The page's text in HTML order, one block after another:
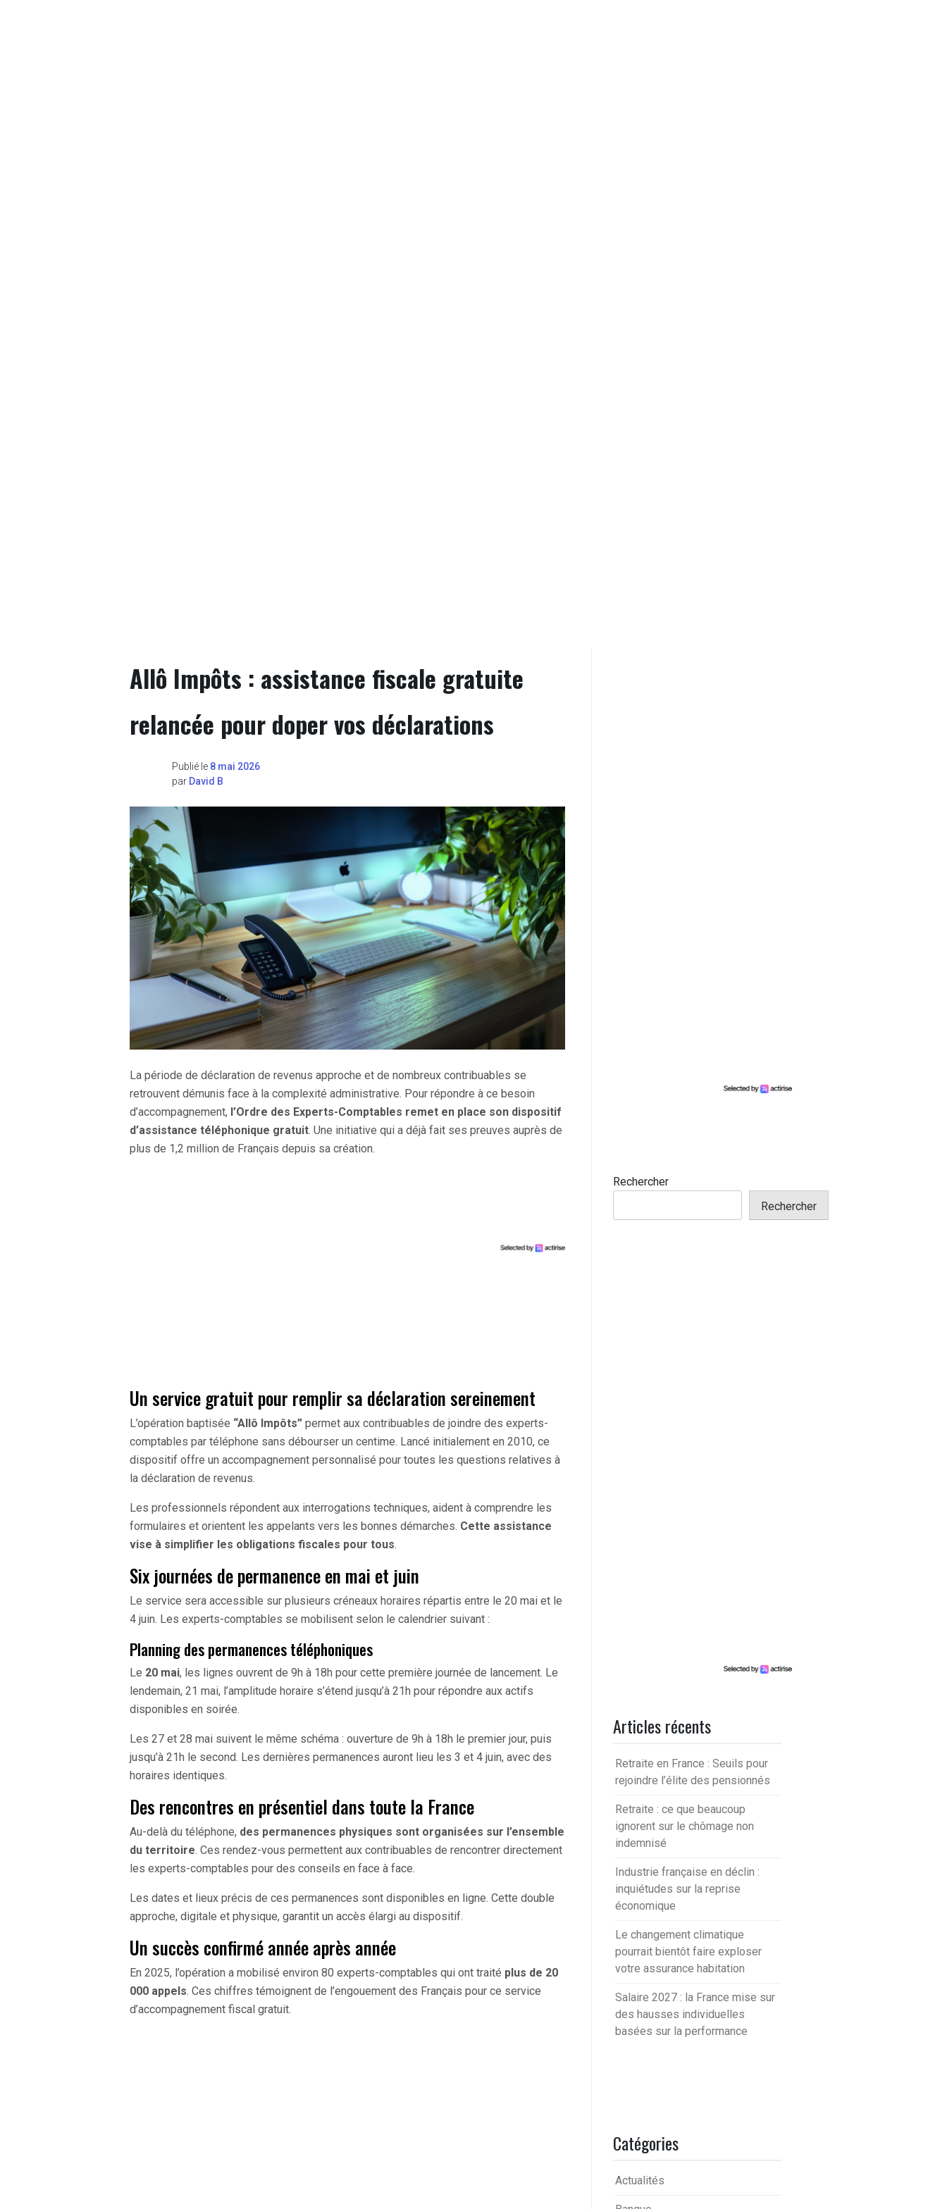
Allô Impôts : assistance fiscale gratuite
relancée pour doper vos déclarations
Publié le 8 mai 2026
par David B
La période de déclaration de revenus approche et de nombreux contribuables se
retrouvent démunis face à la complexité administrative. Pour répondre à ce besoin
d’accompagnement, l’Ordre des Experts-Comptables remet en place son dispositif
d’assistance téléphonique gratuit. Une initiative qui a déjà fait ses preuves auprès de
plus de 1,2 million de Français depuis sa création.
Un service gratuit pour remplir sa déclaration sereinement
L’opération baptisée “Allô Impôts” permet aux contribuables de joindre des experts-
comptables par téléphone sans débourser un centime. Lancé initialement en 2010, ce
dispositif offre un accompagnement personnalisé pour toutes les questions relatives à
la déclaration de revenus.
Les professionnels répondent aux interrogations techniques, aident à comprendre les
formulaires et orientent les appelants vers les bonnes démarches. Cette assistance
vise à simplifier les obligations fiscales pour tous.
Six journées de permanence en mai et juin
Le service sera accessible sur plusieurs créneaux horaires répartis entre le 20 mai et le
4 juin. Les experts-comptables se mobilisent selon le calendrier suivant :
Planning des permanences téléphoniques
Le 20 mai, les lignes ouvrent de 9h à 18h pour cette première journée de lancement. Le
lendemain, 21 mai, l’amplitude horaire s’étend jusqu’à 21h pour répondre aux actifs
disponibles en soirée.
Les 27 et 28 mai suivent le même schéma : ouverture de 9h à 18h le premier jour, puis
jusqu’à 21h le second. Les dernières permanences auront lieu les 3 et 4 juin, avec des
horaires identiques.
Des rencontres en présentiel dans toute la France
Au-delà du téléphone, des permanences physiques sont organisées sur l’ensemble
du territoire. Ces rendez-vous permettent aux contribuables de rencontrer directement
les experts-comptables pour des conseils en face à face.
Les dates et lieux précis de ces permanences sont disponibles en ligne. Cette double
approche, digitale et physique, garantit un accès élargi au dispositif.
Un succès confirmé année après année
En 2025, l’opération a mobilisé environ 80 experts-comptables qui ont traité plus de 20
000 appels. Ces chiffres témoignent de l’engouement des Français pour ce service
d’accompagnement fiscal gratuit.
Rechercher
Rechercher
Articles récents
Retraite en France : Seuils pour
rejoindre l’élite des pensionnés
Retraite : ce que beaucoup
ignorent sur le chômage non
indemnisé
Industrie française en déclin :
inquiétudes sur la reprise
économique
Le changement climatique
pourrait bientôt faire exploser
votre assurance habitation
Salaire 2027 : la France mise sur
des hausses individuelles
basées sur la performance
Catégories
Actualités